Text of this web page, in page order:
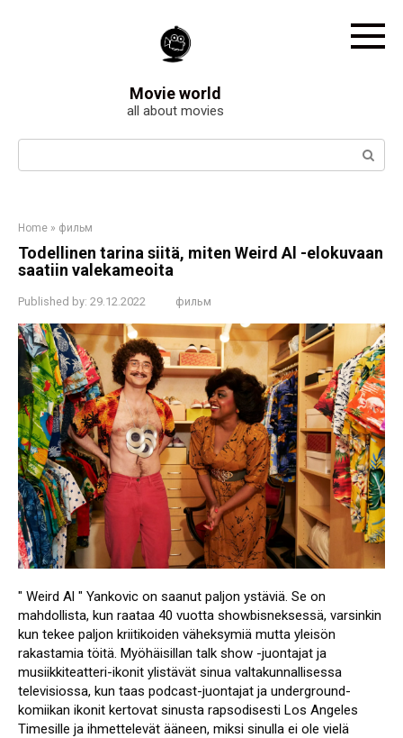
Movie world
all about movies
Search:
Home » фильм
Todellinen tarina siitä, miten Weird Al -elokuvaan
saatiin valekameoita
Published by: 29.12.2022 фильм
" Weird Al " Yankovic on saanut paljon ystäviä. Se on
mahdollista, kun raataa 40 vuotta showbisneksessä, varsinkin
kun tekee paljon kriitikoiden väheksymiä mutta yleisön
rakastamia töitä. Myöhäisillan talk show -juontajat ja
musiikkiteatteri-ikonit ylistävät sinua valtakunnallisessa
televisiossa, kun taas podcast-juontajat ja underground-
komiikan ikonit kertovat sinusta rapsodisesti Los Angeles
Timesille ja ihmettelevät ääneen, miksi sinulla ei ole vielä